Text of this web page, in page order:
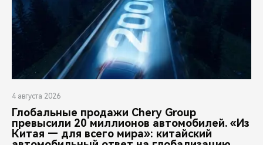
4 августа 2026
Глобальные продажи Chery Group
превысили 20 миллионов автомобилей. «Из
Китая — для всего мира»: китайский